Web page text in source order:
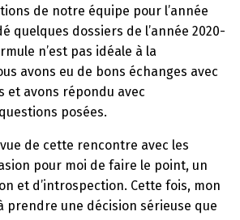
de notre équipe pour l’année
quelques dossiers de l’année 2020-
n’est pas idéale à la
avons eu de bons échanges avec
et avons répondu avec
posées.
de cette rencontre avec les
pour moi de faire le point, un
et d’introspection. Cette fois, mon
prendre une décision sérieuse que